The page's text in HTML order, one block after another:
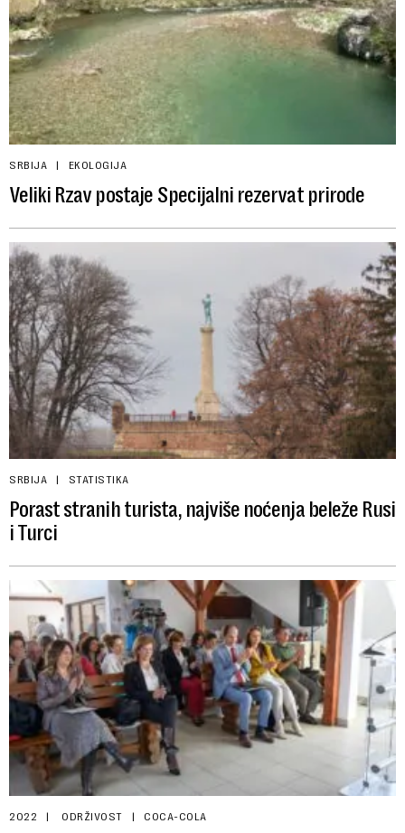
SRBIJA EKOLOGIJA
Veliki Rzav postaje Specijalni rezervat prirode
SRBIJA STATISTIKA
Porast stranih turista, najviše noćenja beleže Rusi
i Turci
2022 ODRŽIVOST COCA-COLA